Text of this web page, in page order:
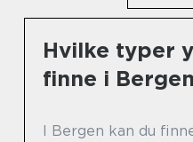
Hvilke typer
finne i
I Bergen kan du